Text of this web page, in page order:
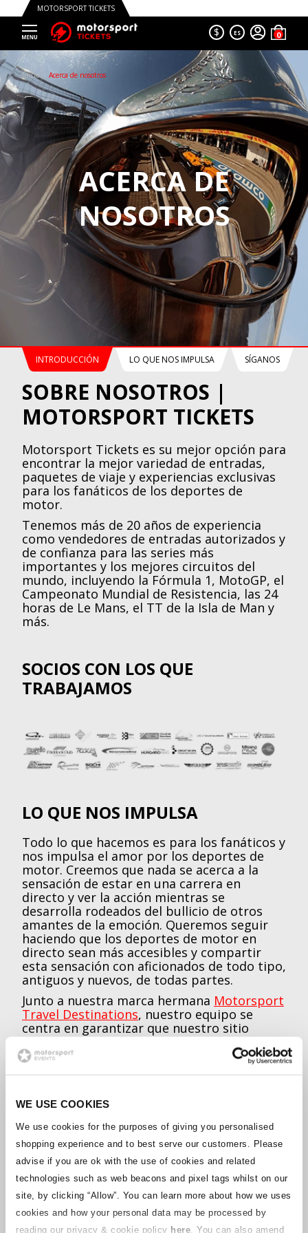
WE USE COOKIES
We use cookies for the purposes of giving you personalised
shopping experience and to best serve our customers. Please
advise if you are ok with the use of cookies and related
technologies such as web beacons and pixel tags whilst on our
site, by clicking “Allow”. You can learn more about how we uses
cookies and how your personal data may be processed by
reading our privacy & cookie policy here . You can also amend
MOTORSPORT TICKETS
$ ES
Trustpilot
Inicio Acerca de nosotros
ACERCA DE
NOSOTROS
INTRODUCCIÓN LO QUE NOS IMPULSA SÍGANOS
SOBRE NOSOTROS |
MOTORSPORT TICKETS
Motorsport Tickets es su mejor opción para
encontrar la mejor variedad de entradas,
paquetes de viaje y experiencias exclusivas
para los fanáticos de los deportes de
motor.
Tenemos más de 20 años de experiencia
como vendedores de entradas autorizados y
de confianza para las series más
importantes y los mejores circuitos del
mundo, incluyendo la Fórmula 1, MotoGP, el
Campeonato Mundial de Resistencia, las 24
horas de Le Mans, el TT de la Isla de Man y
más.
SOCIOS CON LOS QUE
TRABAJAMOS
LO QUE NOS IMPULSA
Todo lo que hacemos es para los fanáticos y
nos impulsa el amor por los deportes de
motor. Creemos que nada se acerca a la
sensación de estar en una carrera en
directo y ver la acción mientras se
desarrolla rodeados del bullicio de otros
amantes de la emoción. Queremos seguir
haciendo que los deportes de motor en
directo sean más accesibles y compartir
esta sensación con aficionados de todo tipo,
antiguos y nuevos, de todas partes.
Junto a nuestra marca hermana Motorsport
Travel Destinations, nuestro equipo se
centra en garantizar que nuestro sitio
siempre tenga la información más
actualizada y en ofrecer un servicio de
atención al cliente de primera clase para
viaje como piloto.
SÍGANOS PARA ESTAR AL DÍA
Reciba las últimas noticias sobre carreras,
actualizaciones de entradas, ofertas y
competiciones directamente en su bandeja
de entrada registrándose en la lista de
correo de Motorsport Tickets. Haga clic